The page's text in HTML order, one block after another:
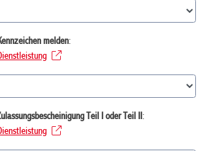
melden:
Teil I oder Teil II: